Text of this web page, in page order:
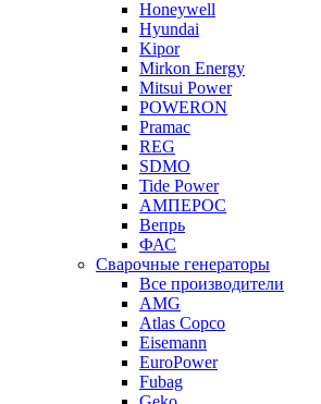
Honeywell
Hyundai
Kipor
Mirkon Energy
Mitsui Power
POWERON
Pramac
REG
SDMO
Tide Power
АМПЕРОС
Вепрь
ФАС
Сварочные генераторы
Все производители
AMG
Atlas Copco
Eisemann
EuroPower
Fubag